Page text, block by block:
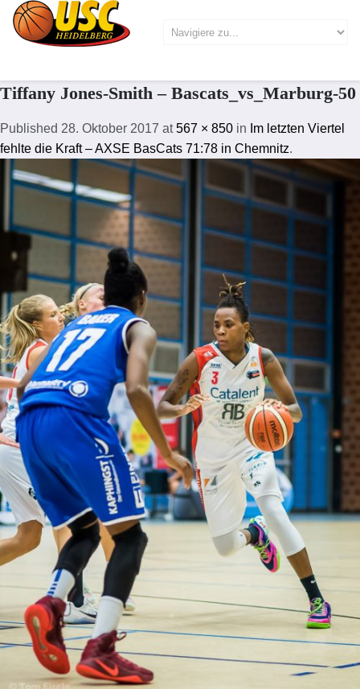
Tiffany Jones-Smith – Bascats_vs_Marburg-50
Published 28. Oktober 2017 at567 × 850 in Im letzten Viertel
fehlte die Kraft – AXSE BasCats 71:78 in Chemnitz.